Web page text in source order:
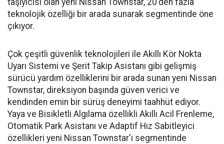
teknolojik özelliği bir arada sunarak segmentinde öne
çıkıyor.
Çok çeşitli güvenlik teknolojileri ile Akıllı Kör Nokta
Uyarı Sistemi ve Şerit Takip Asistanı gibi gelişmiş
sürücü yardım özelliklerini bir arada sunan yeni Nissan
Townstar, direksiyon başında güven verici ve
kendinden emin bir sürüş deneyimi taahhüt ediyor.
Yaya ve Bisikletli Algılama özellikli Akıllı Acil Frenleme,
Otomatik Park Asistanı ve Adaptif Hız Sabitleyici
özellikleri yeni Nissan Townstar'ı segmentinde